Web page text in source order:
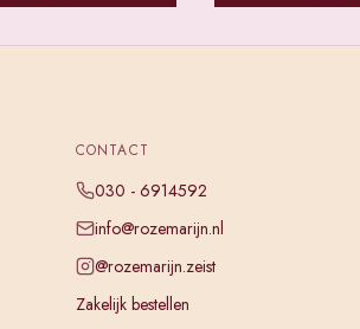
CONTACT
030 - 6914592
info@rozemarijn.nl
@rozemarijn.zeist
Zakelijk bestellen